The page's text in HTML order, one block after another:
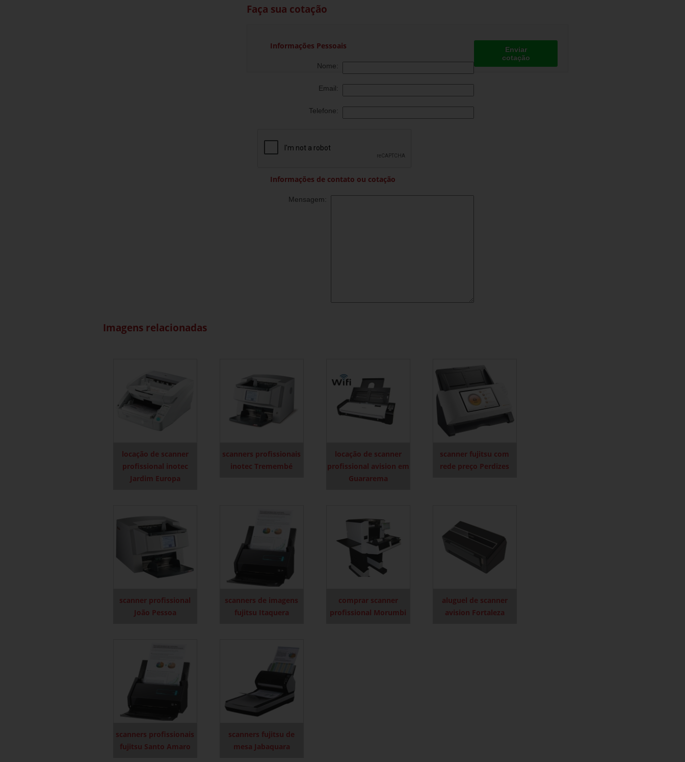
Faça sua cotação
Informações Pessoais
Nome:
Email:
Telefone:
Informações de contato ou cotação
Mensagem:
Enviar
cotação
Imagens relacionadas
locação de scanner
profissional inotec
Jardim Europa
scanners profissionais
inotec Tremembé
locação de scanner
profissional avision em
Guararema
scanner fujitsu com
rede preço Perdizes
scanner profissional
João Pessoa
scanners de imagens
fujitsu Itaquera
comprar scanner
profissional Morumbi
aluguel de scanner
avision Fortaleza
scanners profissionais
fujitsu Santo Amaro
scanners fujitsu de
mesa Jabaquara